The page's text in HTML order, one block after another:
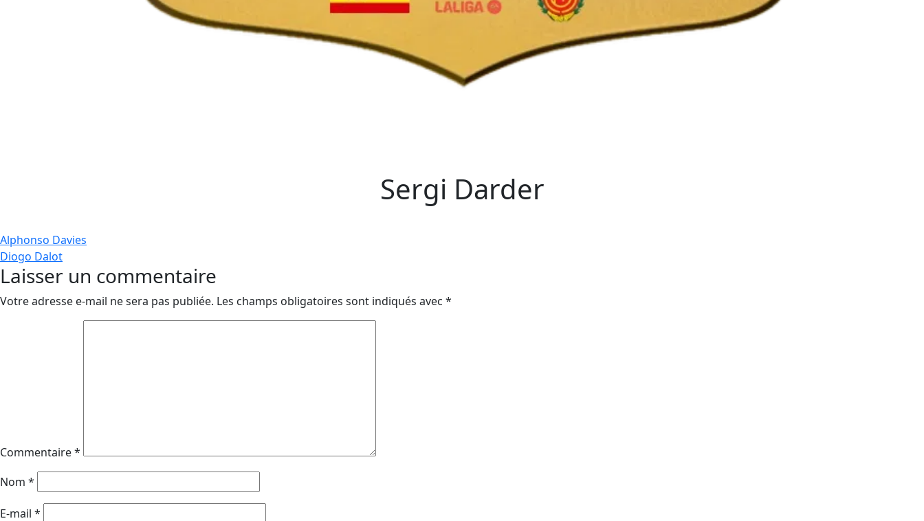
Sergi Darder
Navigation
de
l’article
Alphonso Davies
Diogo Dalot
Laisser un commentaire
Votre adresse e-mail ne sera pas publiée. Les champs obligatoires sont indiqués avec *
Commentaire*
Nom *
E-mail *